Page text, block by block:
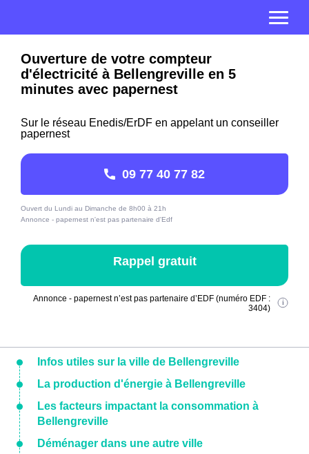
Ouverture de votre compteur
d'électricité à Bellengreville en 5
minutes avec papernest
Sur le réseau Enedis/ErDF en appelant un conseiller
papernest
09 77 40 77 82
Ouvert du Lundi au Dimanche de 8h00 à 21h
Annonce - papernest n'est pas partenaire d'Edf
Rappel gratuit
Annonce - papernest n’est pas partenaire d’EDF (numéro EDF :
3404)
Infos utiles sur la ville de Bellengreville
La production d'énergie à Bellengreville
Les facteurs impactant la consommation à
Bellengreville
Déménager dans une autre ville